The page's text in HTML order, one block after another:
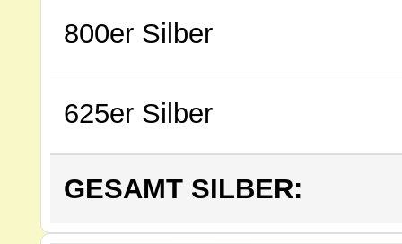
800er Silber
625er Silber
GESAMT SILBER: